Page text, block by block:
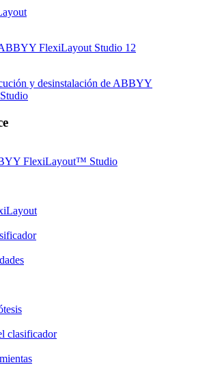
FlexiLayout Studio 12
y desinstalación de ABBYY
FlexiLayout™ Studio
clasificador